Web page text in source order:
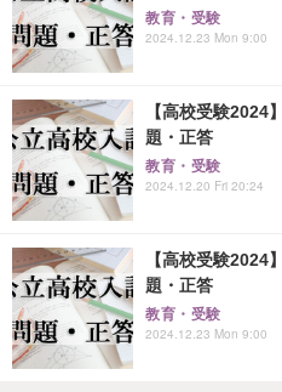
教育・受験
2024.12.23 Mon 9:00
【高校受験2024
題・正答
教育・受験
2024.12.20 Fri 20:24
【高校受験2024
題・正答
教育・受験
2024.12.23 Mon 9:00